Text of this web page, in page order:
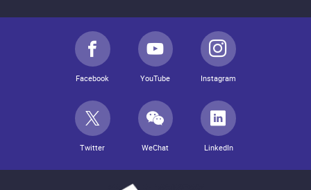
Facebook YouTube Instagram
Twitter WeChat LinkedIn